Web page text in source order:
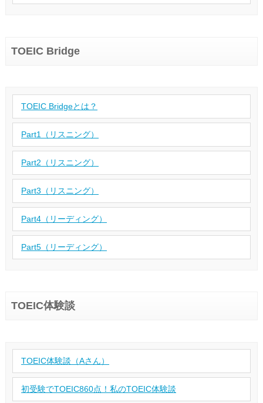
TOEIC Bridge
TOEIC Bridgeとは？
Part1（リスニング）
Part2（リスニング）
Part3（リスニング）
Part4（リーディング）
Part5（リーディング）
TOEIC体験談
TOEIC体験談（Aさん）
初受験でTOEIC860点！私のTOEIC体験談